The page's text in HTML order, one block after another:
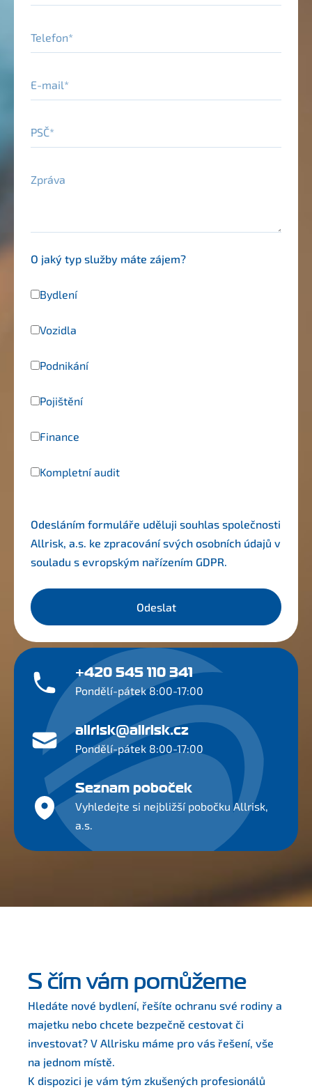
Telefon
E-mail
PSČ
Zpráva
O jaký typ služby máte zájem?
Bydlení
Vozidla
Podnikání
Pojištění
Finance
Kompletní audit
Odesláním formuláře uděluji souhlas společnosti
Allrisk, a.s. ke zpracování svých osobních údajů v
souladu s evropským nařízením GDPR.
Odeslat
+420 545 110 341
Pondělí-pátek 8:00-17:00
allrisk@allrisk.cz
Pondělí-pátek 8:00-17:00
Seznam poboček
Vyhledejte si nejbližší pobočku Allrisk,
a.s.
S čím vám pomůžeme
Hledáte nové bydlení, řešíte ochranu své rodiny a
majetku nebo chcete bezpečně cestovat či
investovat? V Allrisku máme pro vás řešení, vše
na jednom místě.
K dispozici je vám tým zkušených profesionálů